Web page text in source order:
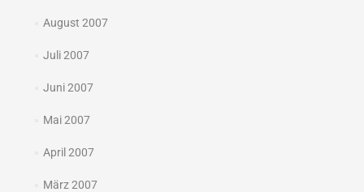
August 2007
Juli 2007
Juni 2007
Mai 2007
April 2007
März 2007